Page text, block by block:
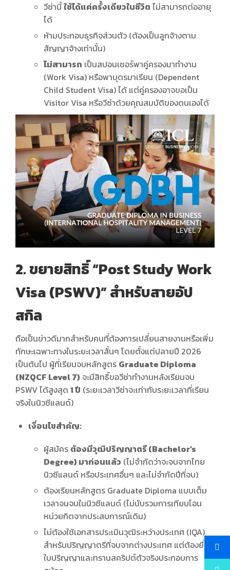
วีซ่านี้ใช้ได้แค่ครั้งเดียวในชีวิต ไม่สามารถต่ออายุ
ได้
ห้ามประกอบธุรกิจส่วนตัว (ต้องเป็นลูกจ้างตาม
สัญญาจ้างเท่านั้น)
ไม่สามารถ เป็นสปอนเซอร์พาคู่ครองมาทำงาน
(Work Visa) หรือพาบุตรมาเรียน (Dependent
Child Student Visa) ได้ แต่คู่ครองอาจขอเป็น
Visitor Visa หรือวีซ่าด้วยคุณสมบัติของตนเองได้
2. ขยายสิทธิ์ “Post Study Work
Visa (PSWV)” สำหรับสายอัป
สกิล
ถือเป็นข่าวดีมากสำหรับคนที่ต้องการเปลี่ยนสายงานหรือเพิ่ม
ทักษะเฉพาะทางในระยะเวลาสั้นๆ โดยตั้งแต่ปลายปี 2026
เป็นต้นไป ผู้ที่เรียนจบหลักสูตร Graduate Diploma
(NZQCF Level 7) จะมีสิทธิ์ขอวีซ่าทำงานหลังเรียนจบ
PSWV ได้สูงสุด 1 ปี (ระยะเวลาวีซ่าจะเท่ากับระยะเวลาที่เรียน
จริงในนิวซีแลนด์)
เงื่อนไขสำคัญ:
ผู้สมัคร ต้องมีวุฒิปริญญาตรี (Bachelor’s
Degree) มาก่อนแล้ว (ไม่จำกัดว่าจะจบจากไทย
นิวซีแลนด์ หรือประเทศอื่นๆ และไม่จำกัดปีที่จบ)
ต้องเรียนหลักสูตร Graduate Diploma แบบเต็ม
เวลาจนจบในนิวซีแลนด์ (ไม่นับรวมการเทียบโอน
หน่วยกิตจากประสบการณ์เดิม)
ไม่ต้องใช้เอกสารประเมินวุฒิระหว่างประเทศ (IQA)
สำหรับปริญญาตรีที่จบจากต่างประเทศ แต่ต้องยื่น
ใบปริญญาและทรานสคริปต์ตัวจริงประกอบการ